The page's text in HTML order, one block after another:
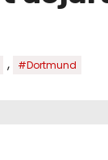
, #Dortmund